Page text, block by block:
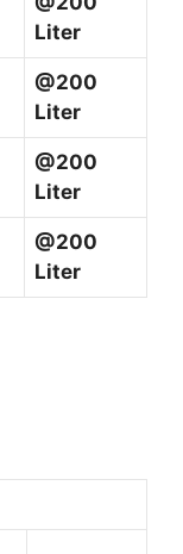
Liter
@200
Liter
@200
Liter
@200
Liter